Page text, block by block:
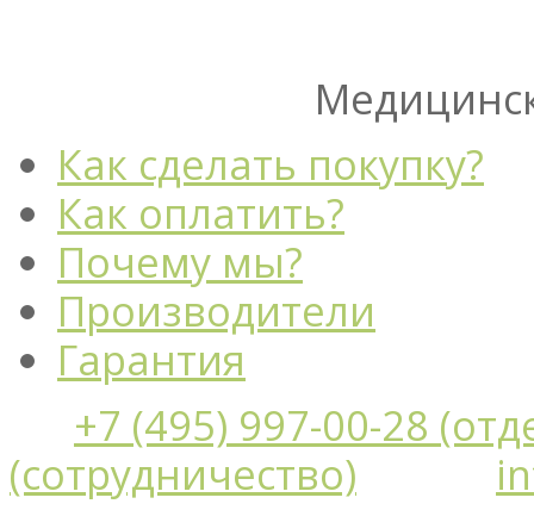
Как сделать покупку?
Как оплатить?
Почему мы?
Производители
Гарантия
+7 (495) 997-00-28
(сотрудничество)